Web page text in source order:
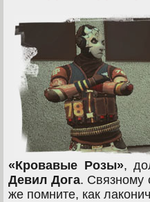
«Кровавые Розы»,
Девил Дога. Связному
же помните, как